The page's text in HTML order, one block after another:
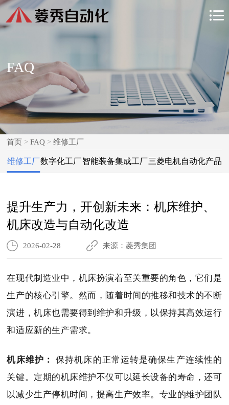

FAQ
首页 >FAQ >维修工厂
维修工厂数字化工厂智能装备集成工厂三菱电机自动化产品
提升生产力，开创新未来：机床维护、
机床改造与自动化改造
2026-02-28 来源：菱秀集团
在现代制造业中，机床扮演着至关重要的角色，它们是
生产的核心引擎。然而，随着时间的推移和技术的不断
演进，机床也需要得到维护和升级，以保持其高效运行
和适应新的生产需求。
机床维护： 保持机床的正常运转是确保生产连续性的
关键。定期的机床维护不仅可以延长设备的寿命，还可
以减少生产停机时间，提高生产效率。专业的维护团队